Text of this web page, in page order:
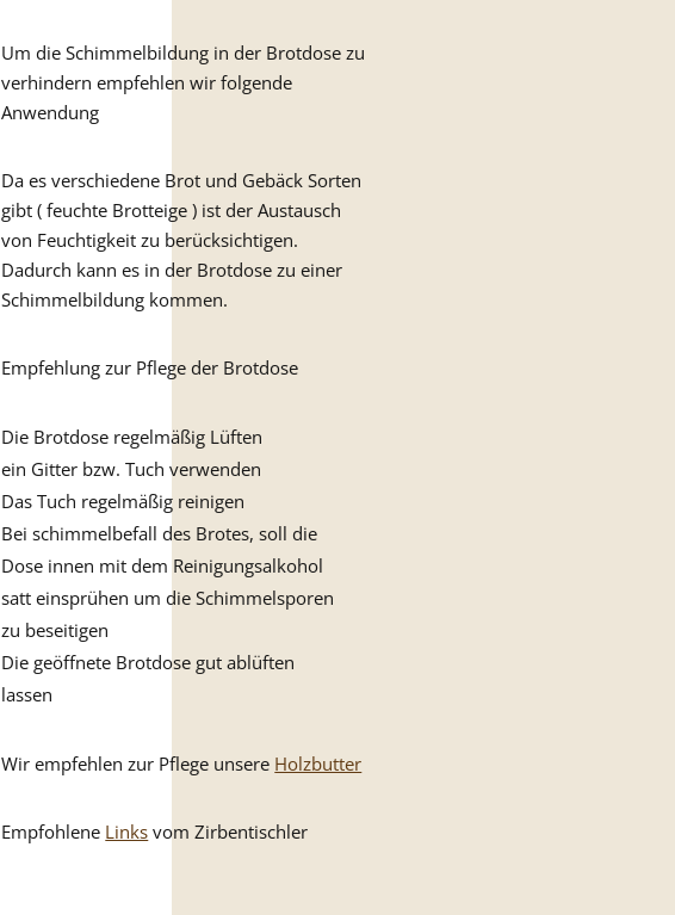
Um die Schimmelbildung in der Brotdose zu
verhindern empfehlen wir folgende
Anwendung
Da es verschiedene Brot und Gebäck Sorten
gibt ( feuchte Brotteige ) ist der Austausch
von Feuchtigkeit zu berücksichtigen.
Dadurch kann es in der Brotdose zu einer
Schimmelbildung kommen.
Empfehlung zur Pflege der Brotdose
Die Brotdose regelmäßig Lüften
ein Gitter bzw. Tuch verwenden
Das Tuch regelmäßig reinigen
Bei schimmelbefall des Brotes, soll die
Dose innen mit dem Reinigungsalkohol
satt einsprühen um die Schimmelsporen
zu beseitigen
Die geöffnete Brotdose gut ablüften
lassen
Wir empfehlen zur Pflege unsere Holzbutter
Empfohlene Links vom Zirbentischler